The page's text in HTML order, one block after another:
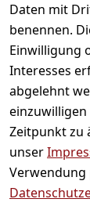
Daten mit
benennen.
Einwilligung
Interesses
abgelehnt
Zeitpunkt zu
unser
Mein
Zahlarten